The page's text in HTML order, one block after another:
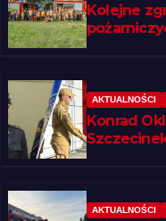
Kolejne
AKTUALNOŚCI
Konrad
AKTUALNOŚCI